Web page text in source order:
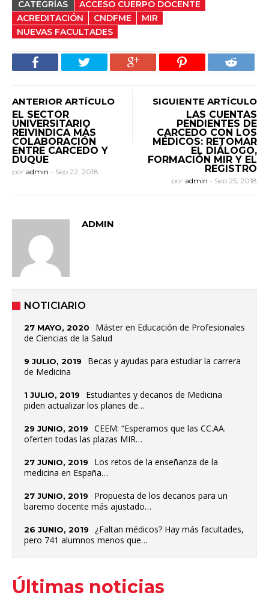
CATEGRÍAS
ACCESO CUERPO DOCENTE
ACREDITACIÓN
CNDFME
MIR
NUEVAS FACULTADES
ANTERIOR ARTÍCULO
EL SECTOR
UNIVERSITARIO
REIVINDICA MÁS
COLABORACIÓN
ENTRE CARCEDO Y
DUQUE
por admin - Sep 22, 2018
SIGUIENTE ARTÍCULO
LAS CUENTAS
PENDIENTES DE
CARCEDO CON LOS
MÉDICOS: RETOMAR
EL DIÁLOGO,
FORMACIÓN MIR Y EL
REGISTRO
por admin - Sep 25, 2018
ADMIN
NOTICIARIO
27 MAYO, 2020
Máster en Educación de Profesionales
de Ciencias de la Salud
9 JULIO, 2019
Becas y ayudas para estudiar la carrera
de Medicina
1 JULIO, 2019
Estudiantes y decanos de Medicina
piden actualizar los planes de…
29 JUNIO, 2019
CEEM: “Esperamos que las CC.AA.
oferten todas las plazas MIR…
27 JUNIO, 2019
Los retos de la enseñanza de la
medicina en España…
27 JUNIO, 2019
Propuesta de los decanos para un
baremo docente más ajustado…
26 JUNIO, 2019
¿Faltan médicos? Hay más facultades,
pero 741 alumnos menos que…
Últimas noticias